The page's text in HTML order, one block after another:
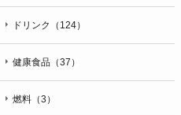
ドリンク（124）
健康食品（37）
燃料（3）